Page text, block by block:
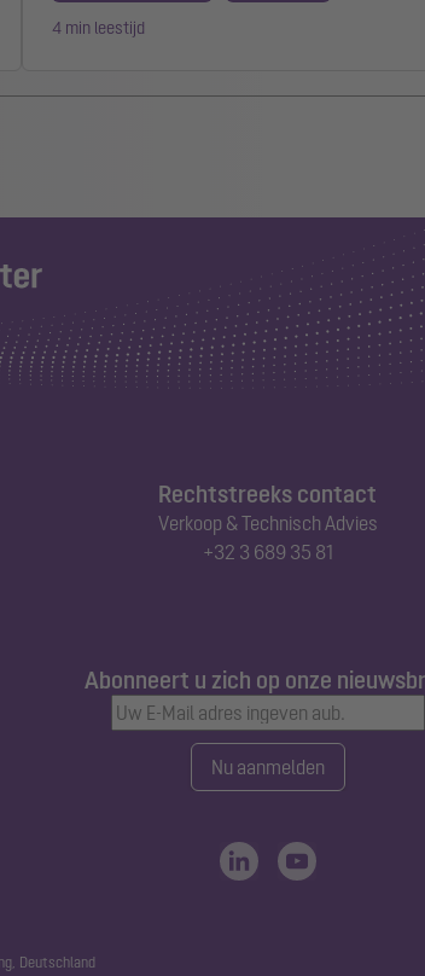
4 min leestijd
Rechtstreeks contact
Verkoop & Technisch Advies
+32 3 689 35 81
Abonneert u zich op onze
Nu aanmelden
Deutschland